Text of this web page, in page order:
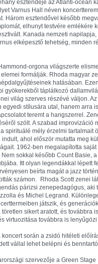
esztendeje az Atlanti-óceán
Varnus Hall néven
Három esztendővel később
elhunyt testvére emlékére
Kanada nemzeti
elképesztő tehetség, minden
orgona világszerte
elemei formálják. Rhoda magyar
hatásában.
gyökerekből táplálkozó
világ szerves részévé váljon.
egyedi stílusára utal, hanem arra
teremt a hangszerrel.
szólt. A szabad
spirituálé mély érzelmi
indult, ahol először mutatta meg
1962-ben megalapította
sokkal később Count Basie,
Itt olyan legendákkal lépett
beírta magát a jazz
számon. Rhoda Scott zenei
párizsi zenepedagógus,
és Michel Legrand.
játszik, és
sikert aratott, és továbbra
virtuozitása továbbra is
koncert során a zsidó hitéleti
vállal lehet belépni és
szervezője a Green